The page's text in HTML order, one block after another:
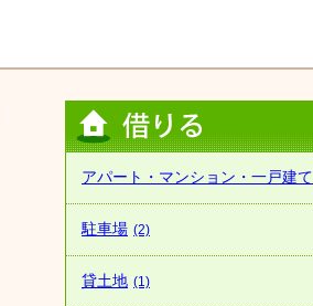
アパート・マンション・一戸建て
駐車場 (2)
貸土地 (1)